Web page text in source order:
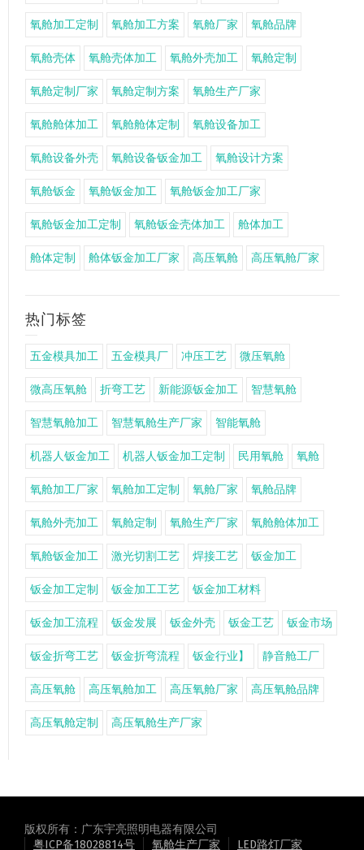
氧舱加工定制 氧舱加工方案 氧舱厂家 氧舱品牌
氧舱壳体 氧舱壳体加工 氧舱外壳加工 氧舱定制
氧舱定制厂家 氧舱定制方案 氧舱生产厂家
氧舱舱体加工 氧舱舱体定制 氧舱设备加工
氧舱设备外壳 氧舱设备钣金加工 氧舱设计方案
氧舱钣金 氧舱钣金加工 氧舱钣金加工厂家
氧舱钣金加工定制 氧舱钣金壳体加工 舱体加工
舱体定制 舱体钣金加工厂家 高压氧舱 高压氧舱厂家
热门标签
五金模具加工 五金模具厂 冲压工艺 微压氧舱
微高压氧舱 折弯工艺 新能源钣金加工 智慧氧舱
智慧氧舱加工 智慧氧舱生产厂家 智能氧舱
机器人钣金加工 机器人钣金加工定制 民用氧舱 氧舱
氧舱加工厂家 氧舱加工定制 氧舱厂家 氧舱品牌
氧舱外壳加工 氧舱定制 氧舱生产厂家 氧舱舱体加工
氧舱钣金加工 激光切割工艺 焊接工艺 钣金加工
钣金加工定制 钣金加工工艺 钣金加工材料
钣金加工流程 钣金发展 钣金外壳 钣金工艺 钣金市场
钣金折弯工艺 钣金折弯流程 钣金行业】 静音舱工厂
高压氧舱 高压氧舱加工 高压氧舱厂家 高压氧舱品牌
高压氧舱定制 高压氧舱生产厂家
版权所有：广东宇亮照明电器有限公司
粤ICP备18028814号
氧舱生产厂家 LED路灯厂家